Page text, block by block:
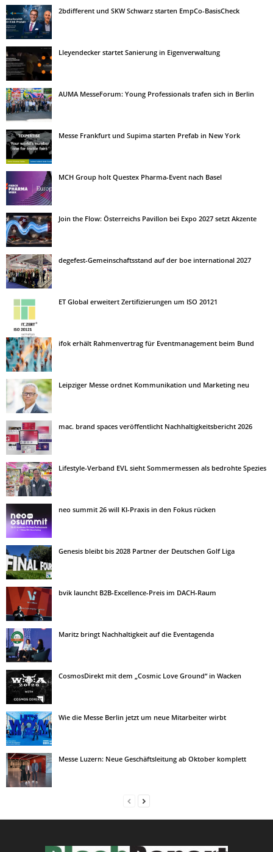
2bdifferent und SKW Schwarz starten EmpCo-BasisCheck
Lleyendecker startet Sanierung in Eigenverwaltung
AUMA MesseForum: Young Professionals trafen sich in Berlin
Messe Frankfurt und Supima starten Prefab in New York
MCH Group holt Questex Pharma-Event nach Basel
Join the Flow: Österreichs Pavillon bei Expo 2027 setzt Akzente
degefest-Gemeinschaftsstand auf der boe international 2027
ET Global erweitert Zertifizierungen um ISO 20121
ifok erhält Rahmenvertrag für Eventmanagement beim Bund
Leipziger Messe ordnet Kommunikation und Marketing neu
mac. brand spaces veröffentlicht Nachhaltigkeitsbericht 2026
Lifestyle-Verband EVL sieht Sommermessen als bedrohte Spezies
neo summit 26 will KI-Praxis in den Fokus rücken
Genesis bleibt bis 2028 Partner der Deutschen Golf Liga
bvik launcht B2B-Excellence-Preis im DACH-Raum
Maritz bringt Nachhaltigkeit auf die Eventagenda
CosmosDirekt mit dem „Cosmic Love Ground“ in Wacken
Wie die Messe Berlin jetzt um neue Mitarbeiter wirbt
Messe Luzern: Neue Geschäftsleitung ab Oktober komplett